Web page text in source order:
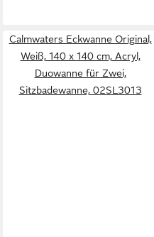
Calmwaters Eckwanne Original,
Weiß, 140 x 140 cm, Acryl,
Duowanne für Zwei,
Sitzbadewanne, 02SL3013